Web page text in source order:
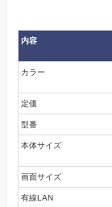
内容
カラー
定価
型番
本体サイズ
画面サイズ
有線LAN